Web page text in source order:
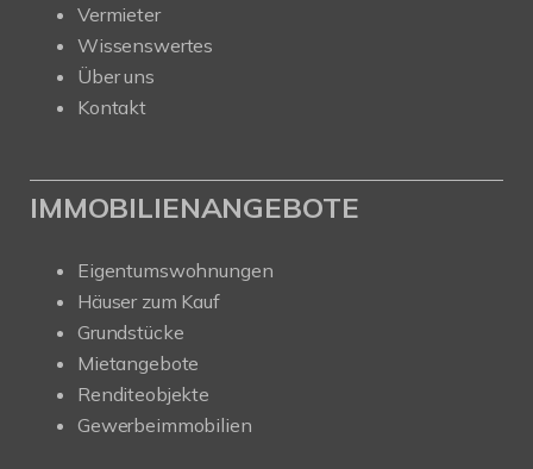
Vermieter
Wissenswertes
Über uns
Kontakt
IMMOBILIENANGEBOTE
Eigentumswohnungen
Häuser zum Kauf
Grundstücke
Mietangebote
Renditeobjekte
Gewerbeimmobilien